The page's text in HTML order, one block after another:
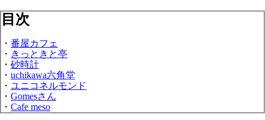
目次
・ 番屋カフェ
・ きっときと亭
・ 砂時計
・ uchikawa六角堂
・ ユニコネルモンド
・ Gomesさん
・ Cafe meso